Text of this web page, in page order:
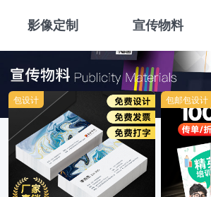
影像定制 宣传物料
包设计 包邮包设计